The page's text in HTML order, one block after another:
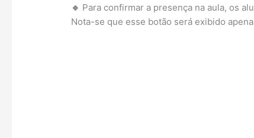
🔹 Para confirmar a presença na aula, os
Nota-se que esse botão será exibido